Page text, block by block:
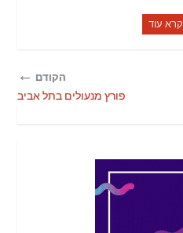
קרא עוד
← הקודם
פורץ מנעולים בתל אביב